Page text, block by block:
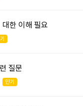
한 이해 필요
질문
인기